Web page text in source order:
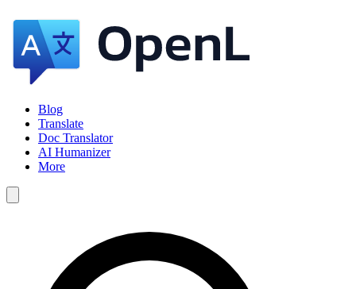
Blog
Translate
Doc Translator
AI Humanizer
More